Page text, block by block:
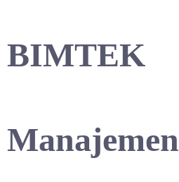
BIMTEK
Manajemen